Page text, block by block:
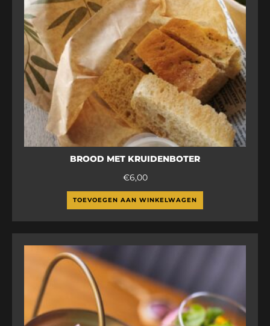
BROOD MET KRUIDENBOTER
€6,00
TOEVOEGEN AAN WINKELWAGEN